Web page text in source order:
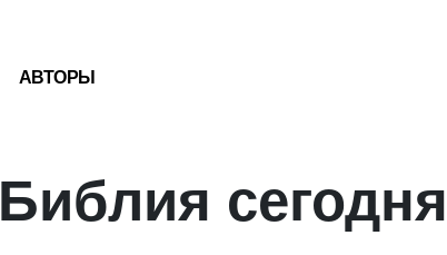
АВТОРЫ
Библия сегодня